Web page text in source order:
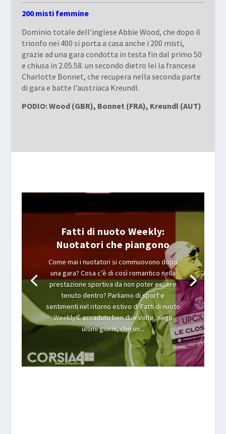
200 misti femmine
Dominio totale dell’inglese Abbie Wood, che dopo il
trionfo nei 400 si porta a casa anche i 200 misti,
grazie ad una gara condotta in testa fin dal primo 50
e chiusa in 2.05.58. un secondo dietro lei la francese
Charlotte Bonnet, che recupera nella seconda parte
di gara e batte l’austriaca Kreundl.
PODIO: Wood (GBR), Bonnet (FRA), Kreundl (AUT)
Fatti di nuoto Weekly:
Nuotatori che piangono
Come mai i nuotatori si commuovono dopo
una gara? Cosa c’è di così romantico nella
prestazione sportiva da non poter essere
tenuto dentro? Parliamo di sport e
sentimenti nel ritorno estivo di Fatti di nuoto
Weekly!È accaduto ben due volte, negli
ultimi giorni, che un...